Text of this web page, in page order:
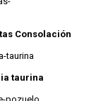
Consolación
taurina